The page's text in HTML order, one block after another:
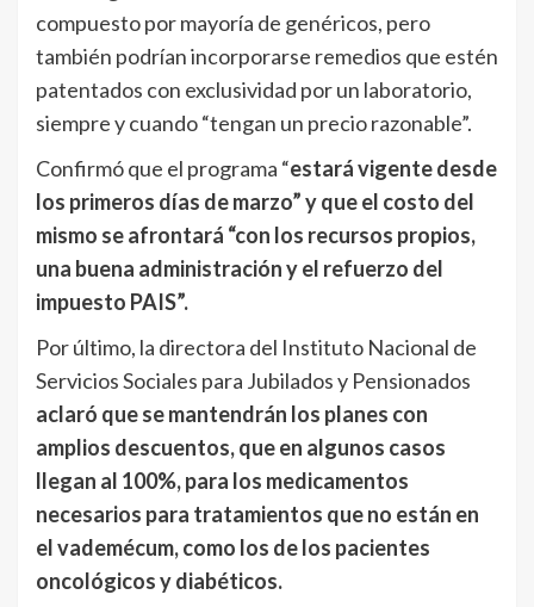
compuesto por mayoría de genéricos, pero
también podrían incorporarse remedios que estén
patentados con exclusividad por un laboratorio,
siempre y cuando “tengan un precio razonable”.
Confirmó que el programa “estará vigente desde
los primeros días de marzo” y que el costo del
mismo se afrontará “con los recursos propios,
una buena administración y el refuerzo del
impuesto PAIS”.
Por último, la directora del Instituto Nacional de
Servicios Sociales para Jubilados y Pensionados
aclaró que se mantendrán los planes con
amplios descuentos, que en algunos casos
llegan al 100%, para los medicamentos
necesarios para tratamientos que no están en
el vademécum, como los de los pacientes
oncológicos y diabéticos.